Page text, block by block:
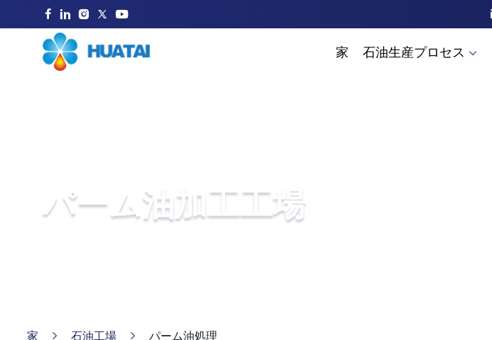
家 石油生産プロセス
パーム油加工工場
家 石油工場 パーム油処理